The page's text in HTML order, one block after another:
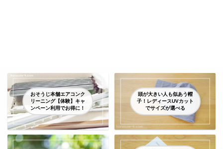
おそうじ本舗エアコンク
リーニング【体験】キャ
ンペーン利用でお得に！
頭が大きい人も似あう帽
子！レディースUVカット
でサイズが選べる